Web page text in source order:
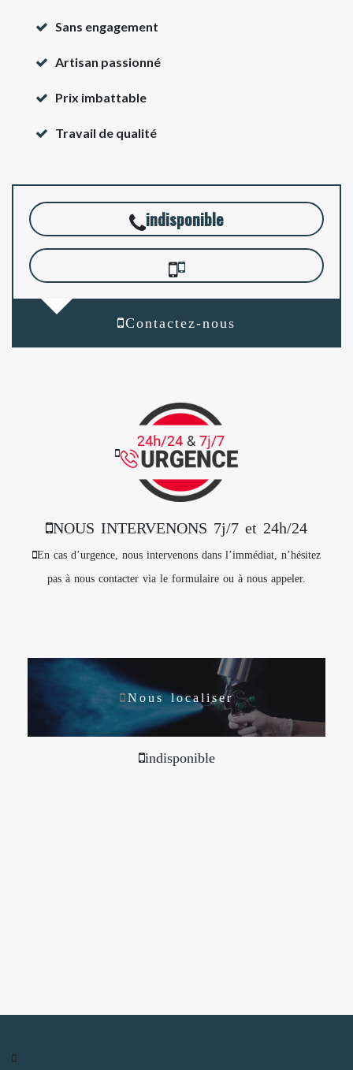
Sans engagement
Artisan passionné
Prix imbattable
Travail de qualité
indisponible
Contactez-nous
NOUS INTERVENONS 7j/7 et 24h/24
En cas d’urgence, nous intervenons dans l’immédiat, n’hésitez
pas à nous contacter via le formulaire ou à nous appeler.
Nous localiser
indisponible